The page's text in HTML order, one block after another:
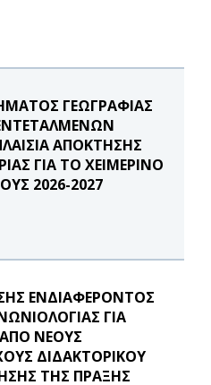
ΓΕΩΓΡΑΦΙΑΣ
ΑΠΟΚΤΗΣΗΣ
ΓΙΑ ΤΟ ΧΕΙΜΕΡΙΝΟ
2026-2027
ΕΝΔΙΑΦΕΡΟΝΤΟΣ
ΓΙΑ
ΝΕΟΥΣ
ΔΙΔΑΚΤΟΡΙΚΟΥ
ΤΗΣ ΠΡΑΞΗΣ